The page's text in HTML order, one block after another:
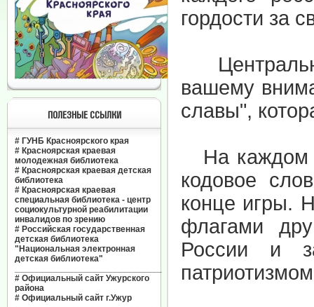
ПОЛЕЗНЫЕ ССЫЛКИ
# ГУНБ Красноярского края
# Красноярская краевая
молодежная библиотека
# Красноярская краевая детская
библиотека
# Красноярская краевая
специальная библиотека - центр
социокультурной реабилитации
инвалидов по зрению
# Российская государственная
детская библиотека
"Национальная электронная
детская библиотека"
# Официальный сайт Ужурского
района
# Официальный сайт г.Ужур
гордости за
вашему
славы",
На каждом
кодовое
конце игры.
флагами
России и